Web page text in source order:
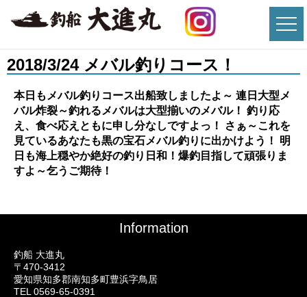
2018/3/24 メバル釣りコース！
本日もメバル釣りコース出船致しましたよ～ 連日大型メ
バル炸裂～釣れるメバルは大型揃いのメバル！ 釣り応
え、食べ応えともに申し分なしですよっ！ さぁ～これを
見ているあなたも黒の宝石メバル釣りに出かけよう！ 明
日も海上穏やか絶好の釣り日和！爆釣目指して頑張りま
すよ～乞うご期待！
Information
釣船 大進丸
〒470-3412
愛知県知多郡南知多町豊浜字鳥居
TEL 0569-65-0391